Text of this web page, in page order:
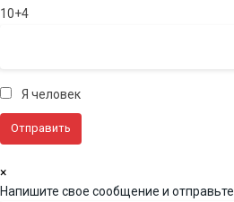
10+4
Я человек
×
Напишите свое сообщение и отправьте